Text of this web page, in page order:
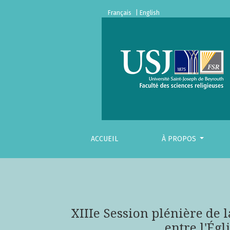
XIIIe Session plénière de la Commission
Français | English
ACCUEIL À PROPOS
XIIIe Session plénière